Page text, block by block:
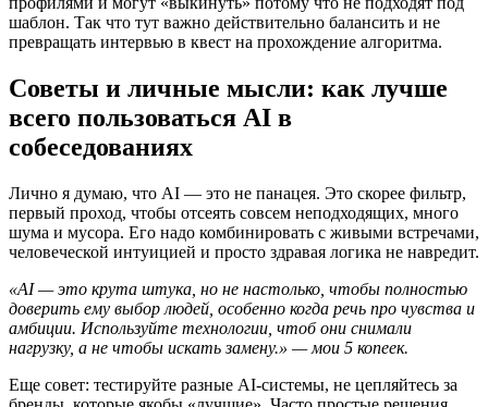
шаблон. Так что тут важно действительно балансить и не
превращать интервью в квест на прохождение алгоритма.
Советы и личные мысли: как лучше
всего пользоваться AI в
собеседованиях
Лично я думаю, что AI — это не панацея. Это скорее фильтр,
первый проход, чтобы отсеять совсем неподходящих, много
шума и мусора. Его надо комбинировать с живыми встречами,
человеческой интуицией и просто здравая логика не навредит.
«AI — это крута штука, но не настолько, чтобы полностью
доверить ему выбор людей, особенно когда речь про чувства и
амбиции. Используйте технологии, чтоб они снимали
нагрузку, а не чтобы искать замену.» — мои 5 копеек.
Еще совет: тестируйте разные AI-системы, не цепляйтесь за